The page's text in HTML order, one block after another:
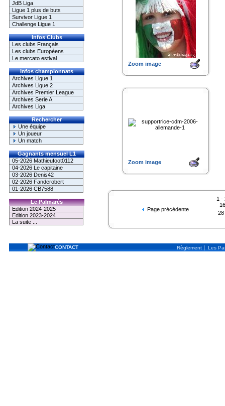
JdB Liga
Ligue 1 plus de buts
Survivor Ligue 1
Challenge Ligue 1
Infos Clubs
Les clubs Français
Les clubs Européens
Le mercato estival
Infos championnats
Archives Ligue 1
Archives Ligue 2
Archives Premier League
Archives Serie A
Archives Liga
Rechercher
Une équipe
Un joueur
Un match
Gagnants mensuel L1
05-2026 Mathieufoot0112
04-2026 Le capitaine
03-2026 Denis42
02-2026 Fanderobert
01-2026 CB7588
Le Palmarès
Edition 2024-2025
Edition 2023-2024
La suite ...
Zoom image
Zoom image
Page précédente
1 -
16
28
CONTACT Règlement| Les